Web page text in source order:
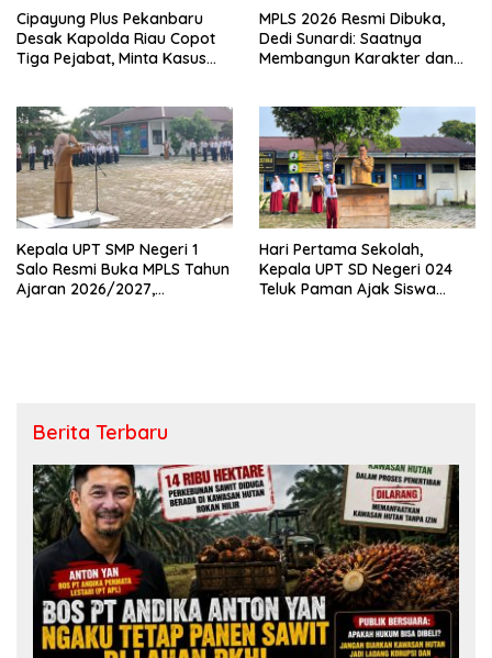
Cipayung Plus Pekanbaru
Desak Kapolda Riau Copot
Tiga Pejabat, Minta Kasus
MPLS 2026 Resmi Dibuka,
Dedi Sunardi: Saatnya
Membangun Karakter dan
Kepala UPT SMP Negeri 1
Salo Resmi Buka MPLS Tahun
Ajaran 2026/2027,
Hari Pertama Sekolah,
Kepala UPT SD Negeri 024
Teluk Paman Ajak Siswa
Berita Terbaru